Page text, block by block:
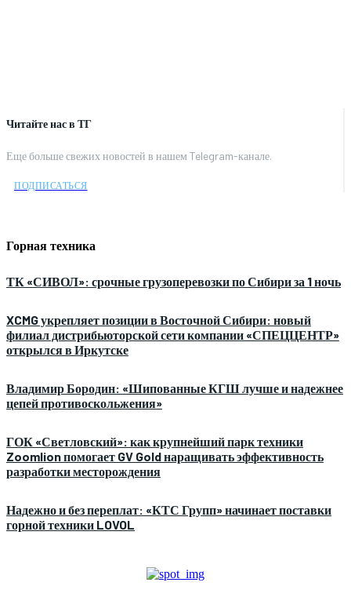
Читайте нас в ТГ
Еще больше свежих новостей в нашем Telegram-канале.
ПОДПИСАТЬСЯ
Горная техника
ТК «СИВОЛ»: срочные грузоперевозки по Сибири за 1 ночь
XCMG укрепляет позиции в Восточной Сибири: новый
филиал дистрибьюторской сети компании «СПЕЦЦЕНТР»
открылся в Иркутске
Владимир Бородин: «Шипованные КГШ лучше и надежнее
цепей противоскольжения»
ГОК «Светловский»: как крупнейший парк техники
Zoomlion помогает GV Gold наращивать эффективность
разработки месторождения
Надежно и без переплат: «КТС Групп» начинает поставки
горной техники LOVOL